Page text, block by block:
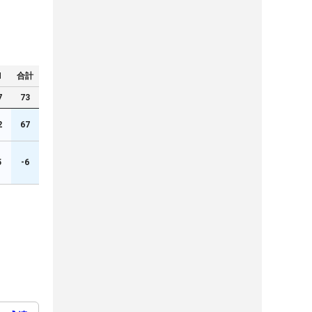
合計
73
67
-6